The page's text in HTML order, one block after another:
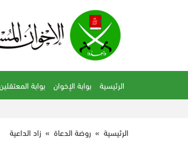
الرئيسية بوابة الإخوان بوابة
الرئيسية » روضة الدعاة » زاد الداعية